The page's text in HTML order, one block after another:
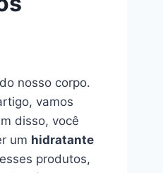
nosso corpo.
vamos
disso, você
um hidratante
produtos,